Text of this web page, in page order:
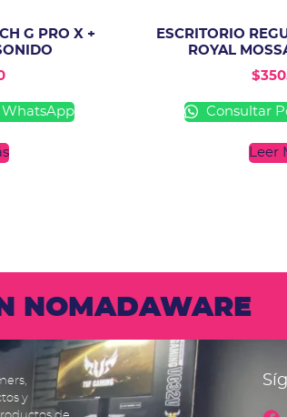
G PRO X +
ESCRITORIO
ROYAL
$
Consultar
Leer
NOMADAWARE
y